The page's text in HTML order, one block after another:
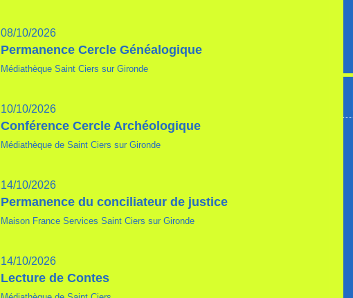
08/10/2026
Permanence Cercle Généalogique
Médiathèque Saint Ciers sur Gironde
10/10/2026
Conférence Cercle Archéologique
Médiathèque de Saint Ciers sur Gironde
14/10/2026
Permanence du conciliateur de justice
Maison France Services Saint Ciers sur Gironde
14/10/2026
Lecture de Contes